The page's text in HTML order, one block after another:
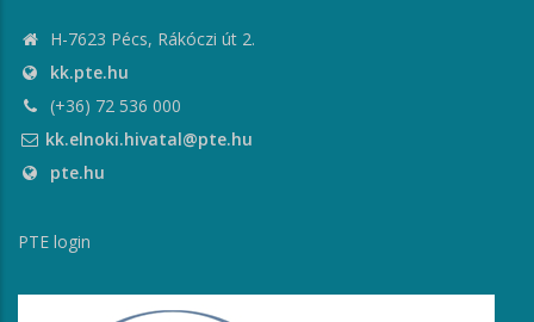
H-7623 Pécs, Rákóczi út 2.
kk.pte.hu
(+36) 72 536 000
kk.elnoki.hivatal@pte.hu
pte.hu
PTE login